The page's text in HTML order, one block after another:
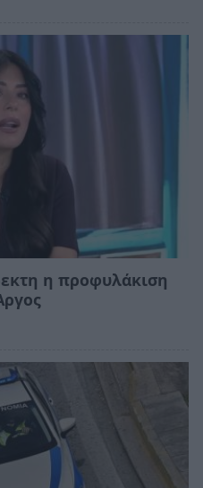
η προφυλάκιση